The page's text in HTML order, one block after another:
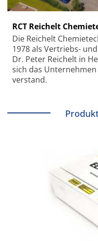
RCT Reichelt
Die Reichelt
1978 als Vertriebs-
Dr. Peter Reichelt in
sich das
verstand.